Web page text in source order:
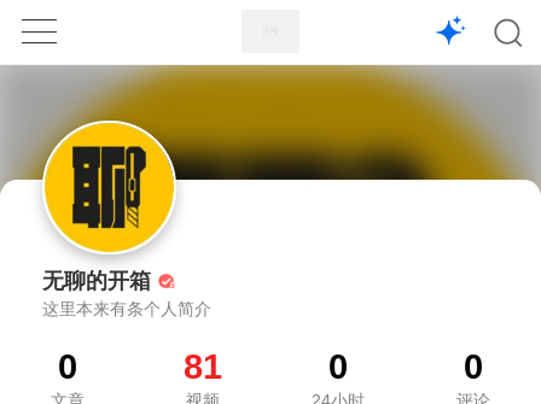
1X
无聊的开箱
这里本来有条个人简介
0 81 0 0